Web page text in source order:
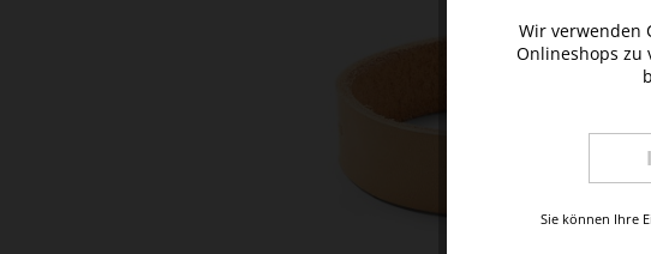
Wir verwenden
Onlineshops zu
Sie können Ihre